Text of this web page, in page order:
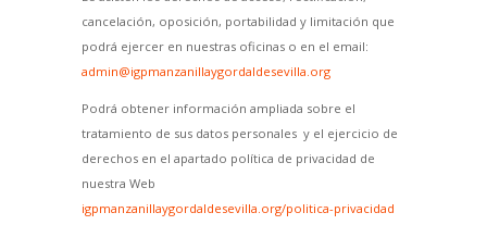
cancelación, oposición, portabilidad y limitación que
podrá ejercer en nuestras oficinas o en el email:
admin@igpmanzanillaygordaldesevilla.org
Podrá obtener información ampliada sobre el
tratamiento de sus datos personales y el ejercicio de
derechos en el apartado política de privacidad de
nuestra Web
igpmanzanillaygordaldesevilla.org/politica-privacidad